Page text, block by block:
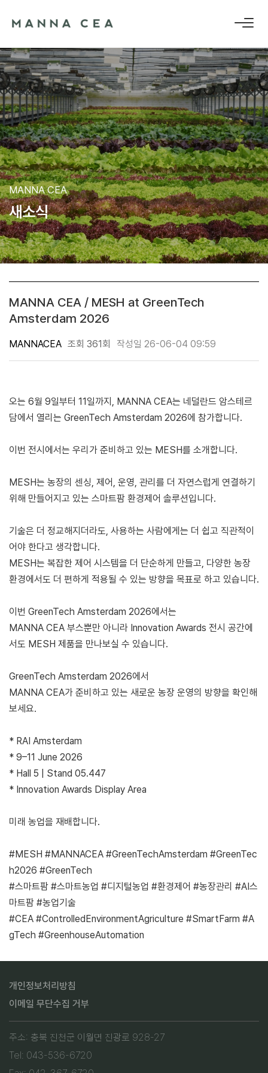
MANNA CEA
새소식
MANNA CEA / MESH at GreenTech
Amsterdam 2026
MANNACEA 조회 361회 작성일 26-06-04 09:59
오는 6월 9일부터 11일까지, MANNA CEA는 네덜란드 암스테르
담에서 열리는 GreenTech Amsterdam 2026에 참가합니다.
이번 전시에서는 우리가 준비하고 있는 MESH를 소개합니다.
MESH는 농장의 센싱, 제어, 운영, 관리를 더 자연스럽게 연결하기
위해 만들어지고 있는 스마트팜 환경제어 솔루션입니다.
기술은 더 정교해지더라도, 사용하는 사람에게는 더 쉽고 직관적이
어야 한다고 생각합니다.
MESH는 복잡한 제어 시스템을 더 단순하게 만들고, 다양한 농장
환경에서도 더 편하게 적용될 수 있는 방향을 목표로 하고 있습니다.
이번 GreenTech Amsterdam 2026에서는
MANNA CEA 부스뿐만 아니라 Innovation Awards 전시 공간에
서도 MESH 제품을 만나보실 수 있습니다.
GreenTech Amsterdam 2026에서
MANNA CEA가 준비하고 있는 새로운 농장 운영의 방향을 확인해
보세요.
* RAI Amsterdam
* 9–11 June 2026
* Hall 5 | Stand 05.447
* Innovation Awards Display Area
미래 농업을 재배합니다.
#MESH #MANNACEA #GreenTechAmsterdam #GreenTec
h2026 #GreenTech
#스마트팜 #스마트농업 #디지털농업 #환경제어 #농장관리 #AI스
마트팜 #농업기술
#CEA #ControlledEnvironmentAgriculture #SmartFarm #A
gTech #GreenhouseAutomation
개인정보처리방침
이메일 무단수집 거부
주소: 충북 진천군 이월면 진광로 928-27
Tel: 043-536-6720